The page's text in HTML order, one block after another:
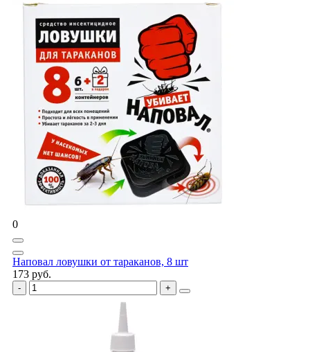
0
Наповал ловушки от тараканов, 8 шт
173 руб.